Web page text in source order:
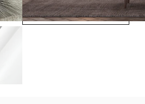
NECESITAS MÀS INFORMACIÓN?